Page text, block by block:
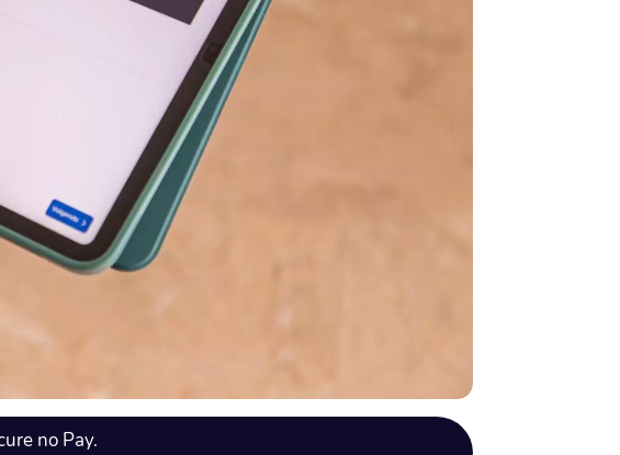
no Pay.